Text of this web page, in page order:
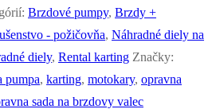
Brzdové pumpy, Brzdy +
- požičovňa, Náhradné diely na
diely, Rental karting Značky:
pumpa, karting, motokary, opravna
sada na brzdovy valec